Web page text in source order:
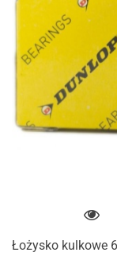
Łożysko kulkowe